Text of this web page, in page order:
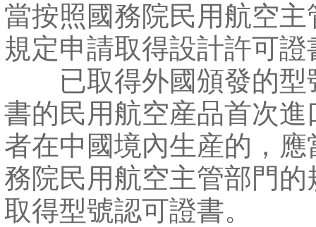
當按照國務院民用航空主
規定申請取得設計許可證
已取得外國頒發的型
書的民用航空産品首次進
者在中國境內生産的，應
務院民用航空主管部門的
取得型號認可證書。